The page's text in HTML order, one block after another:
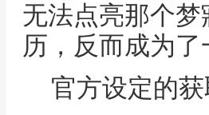
无法点亮那个
历，反而成为
官方设定的